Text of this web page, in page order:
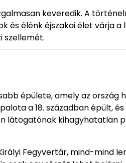
keveredik. A
és élénk éjszakai élet várja
szellemét.
épülete, amely az ország
a 18. században épült,
látogatónak kihagyhatatlan
Fegyvertár, mind-mind